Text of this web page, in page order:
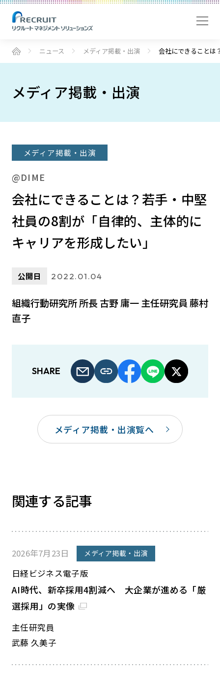
ニュース メディア掲載・出演 会社にできることは
メディア掲載・出演
メディア掲載・出演
@DIME
会社にできることは？若手・中堅
社員の8割が「自律的、主体的に
キャリアを形成したい」
公開日 2022.01.04
組織行動研究所 所長 古野 庸一 主任研究員 藤村
直子
SHARE
メディア掲載・出演覧へ
関連する記事
2026年7月23日 メディア掲載・出演
日経ビジネス電子版
AI時代、新卒採用4割減へ 大企業が進める「厳
選採用」の実像
主任研究員
武藤 久美子